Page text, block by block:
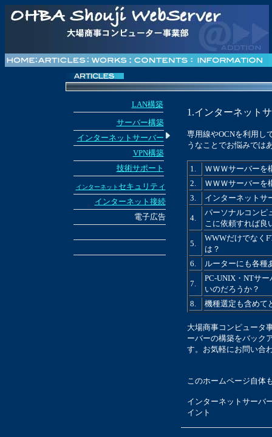
LAN構築
サーバー構築
インターネットサーバー
VPN構築
技術サポート
インターネット セキュリティ
インターネット接続
電子広告
1.インターネット
専用線やOCNを利用し
うなことでお悩みでは
1.
ＷＷＷサーバーを
2.
ＷＷＷサーバーを
3.
インターネットサ
4.
パーソナルコンピ
こに依頼すれば良
5.
WWWだけでなく
は？
6.
ルーターにも各種
7.
PC-UNIX・NTサ
いのだろうか？
8.
機種選定も含めて
大場商事コンピュータ
ーバーの構築をバック
す。お気軽にお問い合
このホームページ自体
インターネットサーバ
イント